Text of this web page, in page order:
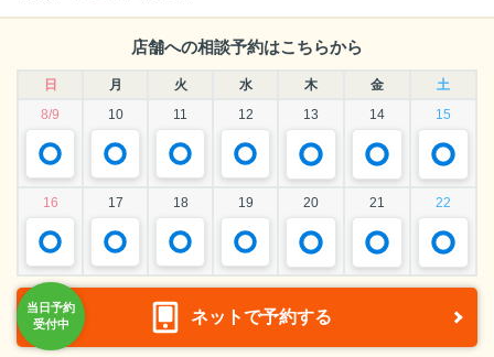
店舗への相談予約はこちらから
日 月 火 水 木 金
土
8/9
10 11 12 13 14 15
16 17 18 19 20 21 22
ネットで予約する